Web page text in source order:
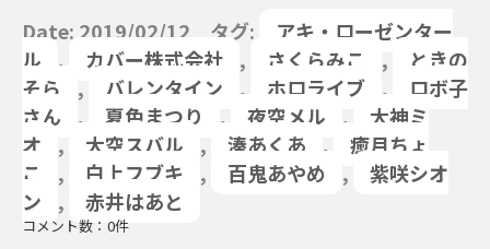
Date: 2019/02/12 タグ:
アキ・ローゼンター
ル
, カバー株式会社 , さくらみこ ,
ときの
そら
, バレンタイン , ホロライブ ,
ロボ子
さん
, 夏色まつり , 夜空メル ,
大神ミ
オ
, 大空スバル , 湊あくあ ,
癒月ちょ
こ
, 白上フブキ , 百鬼あやめ ,
紫咲シオ
ン
, 赤井はあと
コメント数：0件